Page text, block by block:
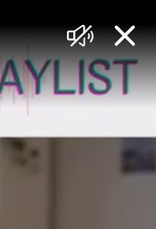
음
소
거
닫
기